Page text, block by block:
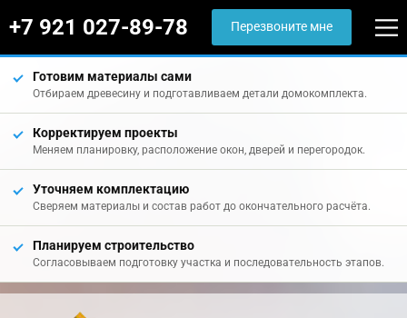
+7 921 027-89-78 Перезвоните мне
Готовим материалы сами
Отбираем древесину и подготавливаем детали домокомплекта.
Корректируем проекты
Меняем планировку, расположение окон, дверей и перегородок.
Уточняем комплектацию
Сверяем материалы и состав работ до окончательного расчёта.
Планируем строительство
Согласовываем подготовку участка и последовательность этапов.